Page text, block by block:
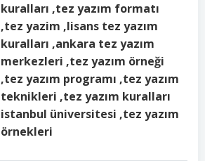
kuralları ,tez yazım formatı
,tez yazim ,lisans tez yazım
kuralları ,ankara tez yazım
merkezleri ,tez yazım örneği
,tez yazım programı ,tez yazım
teknikleri ,tez yazım kuralları
istanbul üniversitesi ,tez yazım
örnekleri